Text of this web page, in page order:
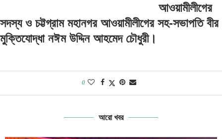
আওয়ামীলীগের
সদস্য ও চট্টগ্রাম মহানগর আওয়ামীলীগের সহ-সভাপতি বীর
মুক্তিযোদ্ধা নঈম উদ্দিন আহমেদ চৌধুরী।
0
আরো খবর